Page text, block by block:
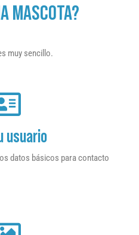
MASCOTA?
muy sencillo.
usuario
datos básicos para contacto